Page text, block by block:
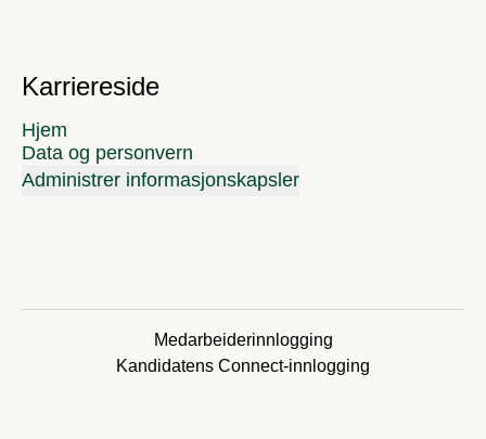
Karriereside
Hjem
Data og personvern
Administrer informasjonskapsler
Medarbeiderinnlogging
Kandidatens Connect-innlogging